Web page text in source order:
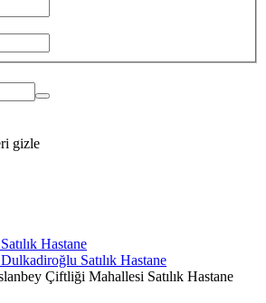
gizle
Hastane
Satılık Hastane
Çiftliği Mahallesi Satılık Hastane